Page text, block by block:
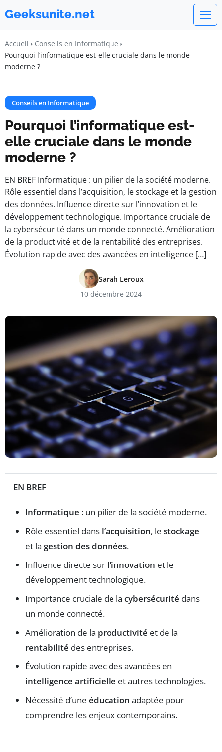
Geeksunite.net
Accueil
Conseils en Informatique
Pourquoi l’informatique est-elle cruciale dans le monde
moderne ?
Conseils en Informatique
Pourquoi l’informatique est-
elle cruciale dans le monde
moderne ?
EN BREF Informatique : un pilier de la société moderne.
Rôle essentiel dans l’acquisition, le stockage et la gestion
des données. Influence directe sur l’innovation et le
développement technologique. Importance cruciale de
la cybersécurité dans un monde connecté. Amélioration
de la productivité et de la rentabilité des entreprises.
Évolution rapide avec des avancées en intelligence […]
Sarah Leroux
10 décembre 2024
EN BREF
Informatique : un pilier de la société moderne.
Rôle essentiel dans l’acquisition, le stockage
et la gestion des données.
Influence directe sur l’innovation et le
développement technologique.
Importance cruciale de la cybersécurité dans
un monde connecté.
Amélioration de la productivité et de la
rentabilité des entreprises.
Évolution rapide avec des avancées en
intelligence artificielle et autres technologies.
Nécessité d’une éducation adaptée pour
comprendre les enjeux contemporains.